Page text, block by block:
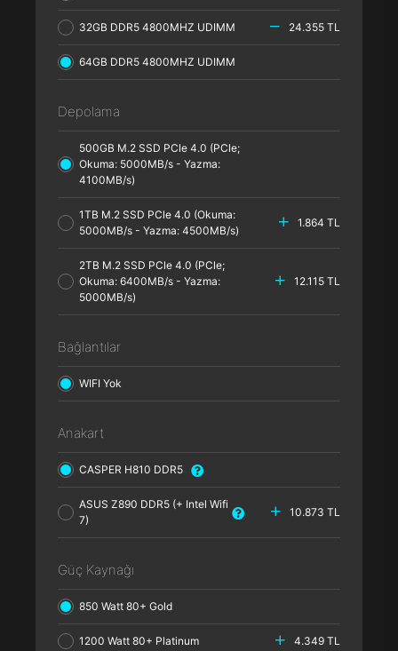
32GB DDR5 4800MHZ UDIMM 24.355 TL
64GB DDR5 4800MHZ UDIMM
Depolama
500GB M.2 SSD PCle 4.0 (PCle;
Okuma: 5000MB/s - Yazma:
4100MB/s)
1TB M.2 SSD PCle 4.0 (Okuma:
5000MB/s - Yazma: 4500MB/s)
1.864 TL
2TB M.2 SSD PCle 4.0 (PCle;
Okuma: 6400MB/s - Yazma:
5000MB/s)
12.115 TL
Bağlantılar
WIFI Yok
Anakart
CASPER H810 DDR5
ASUS Z890 DDR5 (+ Intel Wifi
7)
10.873 TL
Güç Kaynağı
850 Watt 80+ Gold
1200 Watt 80+ Platinum 4.349 TL